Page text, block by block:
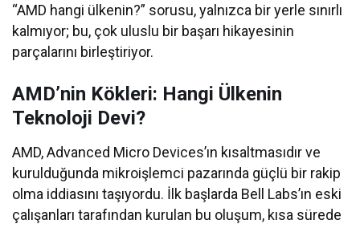
“AMD hangi ülkenin?” sorusu, yalnızca bir yerle sınırlı
kalmıyor; bu, çok uluslu bir başarı hikayesinin
parçalarını birleştiriyor.
AMD’nin Kökleri: Hangi Ülkenin
Teknoloji Devi?
AMD, Advanced Micro Devices’ın kısaltmasıdır ve
kurulduğunda mikroişlemci pazarında güçlü bir rakip
olma iddiasını taşıyordu. İlk başlarda Bell Labs’ın eski
çalışanları tarafından kurulan bu oluşum, kısa sürede